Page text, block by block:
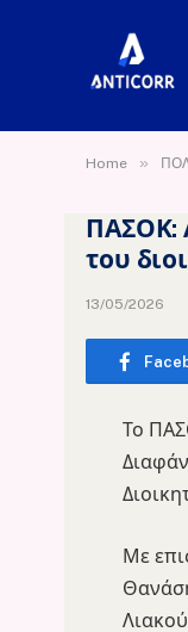
Home »
ΠΑΣΟΚ:
του
13/05/2026
Το
Με